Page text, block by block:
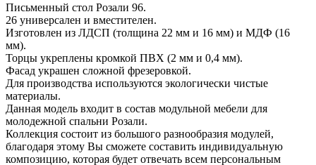
Письменный стол Розали 96.
26 универсален и вместителен.
Изготовлен из ЛДСП (толщина 22 мм и 16 мм) и МДФ (16
мм).
Торцы укреплены кромкой ПВХ (2 мм и 0,4 мм).
Фасад украшен сложной фрезеровкой.
Для производства используются экологически чистые
материалы.
Данная модель входит в состав модульной мебели для
молодежной спальни Розали.
Коллекция состоит из большого разнообразия модулей,
благодаря этому Вы сможете составить индивидуальную
композицию, которая будет отвечать всем персональным